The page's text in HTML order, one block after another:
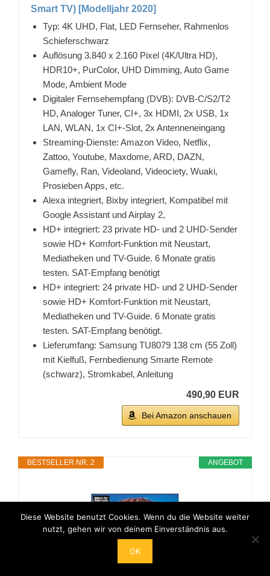
Smart TV) [Modelljahr 2020]
Typ: 4K UHD, Flat, LED Fernseher, Rahmenlos
Schieferschwarz
Auflösung 3.840 x 2.160 Pixel (4K/Ultra HD),
HDR10+, PurColor, UHD Dimming, Auto Game
Mode, Ambient Mode
Digitaler Fernsehempfang (DVB): DVB-C/S2/T2
HD, Analoger Tuner, CI+, 3x HDMI, 2x USB, 1x
LAN, WLAN, 1x CI+-Slot, 2x Antenneneingang
Streaming-Dienste: Amazon Video, Netflix,
Zattoo, Youtube, Maxdome, ARD, DAZN,
Gamefly, Ran, Videoland, Videociety, Wuaki,
Prosieben Apps, etc.
Alexa integriert, Bixby integriert, Kompatibel mit
Google Assistant und Airplay 2,
HD+ integriert: 23 private HD- und 2 UHD-Sender
sowie HD+ Komfort-Funktion mit Neustart,
Mediatheken und TV-Guide. 6 Monate gratis
testen. SAT-Empfang benötigt
HD+ integriert: 24 private HD- und 2 UHD-Sender
sowie HD+ Komfort-Funktion mit Neustart,
Mediatheken und TV-Guide. 6 Monate gratis
testen. SAT-Empfang benötigt.
Lieferumfang: Samsung TU8079 138 cm (55 Zoll)
mit Kielfuß, Fernbedienung Smarte Remote
(schwarz), Stromkabel, Anleitung
490,90 EUR
Bei Amazon anschauen
ANGEBOT
BESTSELLER NR. 2
Diese Website benutzt Cookies. Wenn du die Website weiter
nutzt, gehen wir von deinem Einverständnis aus.
OK